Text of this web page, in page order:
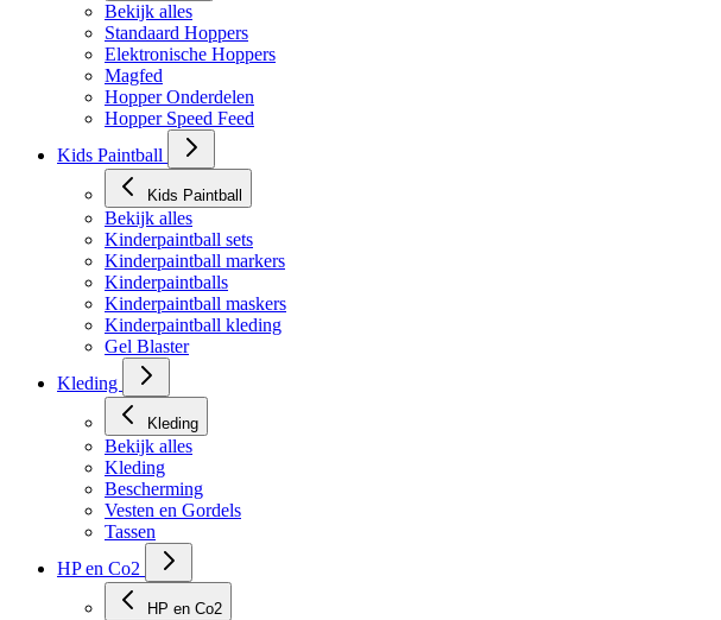
Bekijk alles
Standaard Hoppers
Elektronische Hoppers
Magfed
Hopper Onderdelen
Hopper Speed Feed
Kids Paintball
Kids Paintball
Bekijk alles
Kinderpaintball sets
Kinderpaintball markers
Kinderpaintballs
Kinderpaintball maskers
Kinderpaintball kleding
Gel Blaster
Kleding
Kleding
Bekijk alles
Kleding
Bescherming
Vesten en Gordels
Tassen
HP en Co2
HP en Co2